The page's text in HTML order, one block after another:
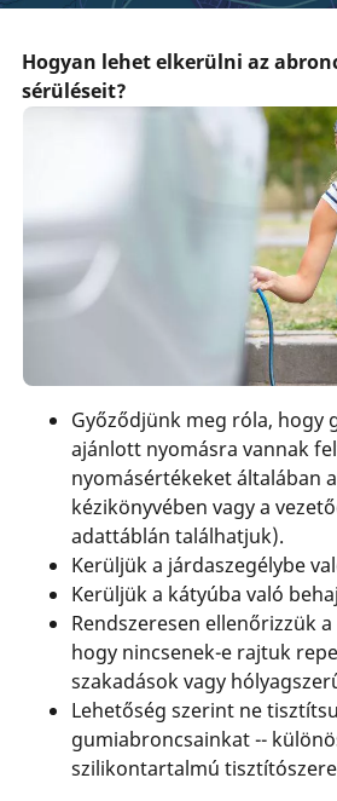
Hogyan lehet elkerülni az
sérüléseit?
Győződjünk meg róla, hogy
ajánlott nyomásra vannak
nyomásértékeket általában
kézikönyvében vagy a
adattáblán találhatjuk).
Kerüljük a járdaszegélybe
Kerüljük a kátyúba való
Rendszeresen ellenőrizzük
hogy nincsenek-e rajtuk
szakadások vagy
Lehetőség szerint ne
gumiabroncsainkat --
szilikontartalmú